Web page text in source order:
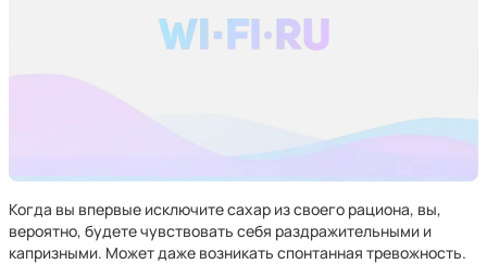
Когда вы впервые исключите сахар из своего рациона, вы,
вероятно, будете чувствовать себя раздражительными и
капризными. Может даже возникать спонтанная тревожность.